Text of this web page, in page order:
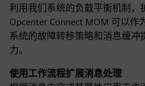
利用我们系统的负载平衡机制，
Opcenter Connect MOM 可以作
系统的故障转移策略和消息缓
力。
使用工作流程扩展消息处理